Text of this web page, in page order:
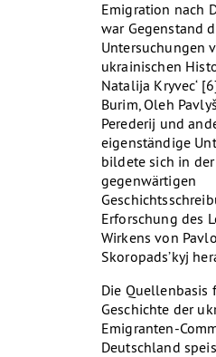
Emigration nach
war Gegenstand
Untersuchungen
ukrainischen
Natalija Kryvec‘
Burim, Oleh
Perederij und
eigenständige
bildete sich in der
gegenwärtigen
Erforschung des
Wirkens von Pavlo
Skoropads’kyj
Die Quellenbasis
Geschichte der
Emigranten-
Deutschland